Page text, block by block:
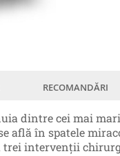
RECOMANDĂRI
dintre cei mai
află în spatele
intervenţii